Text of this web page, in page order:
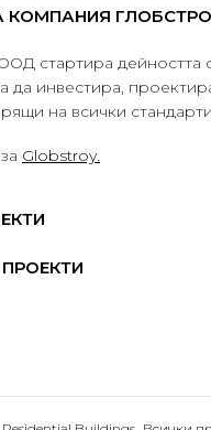
КОМПАНИЯ
стартира дейността
да инвестира,
на всички
Globstroy.